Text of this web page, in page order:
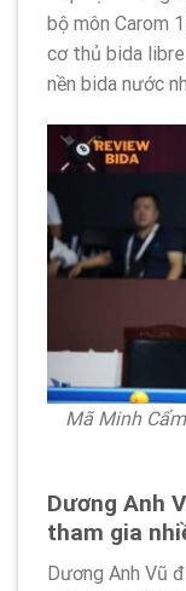
bộ môn Carom
cơ thủ bida
nền bida nước
Mã Minh
Dương Anh
tham gia
Dương Anh Vũ